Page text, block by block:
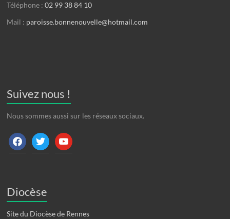
Téléphone :02 99 38 84 10
Mail : paroisse.bonnenouvelle@hotmail.com
Suivez nous !
Nous sommes aussi sur les réseaux sociaux.
facebooktwitter youtube
Diocèse
Site du Diocèse de Rennes